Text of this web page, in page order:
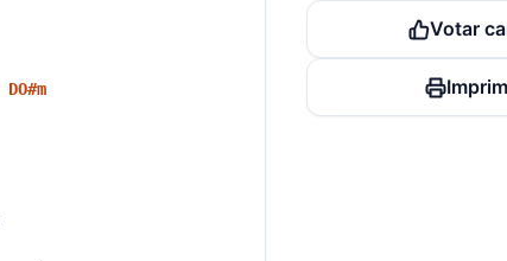
DO#m
Votar